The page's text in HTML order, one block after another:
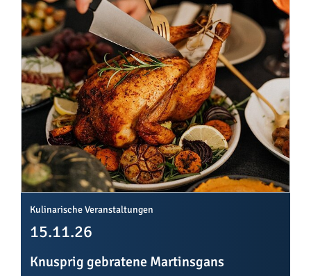
Kulinarische Veranstaltungen
15.11.26
Knusprig gebratene Martinsgans